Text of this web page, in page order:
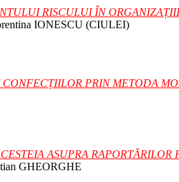
RISCULUI ÎN
IONESCU (CIULEI)
PRIN METODA
ASUPRA
GHEORGHE